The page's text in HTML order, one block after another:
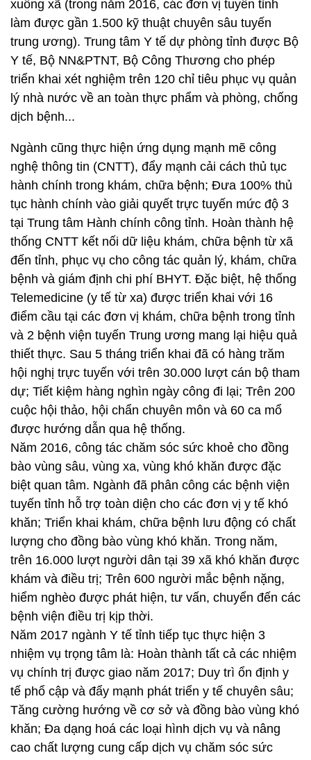
xuống xã (trong năm 2016, các đơn vị tuyến tỉnh
làm được gần 1.500 kỹ thuật chuyên sâu tuyến
trung ương). Trung tâm Y tế dự phòng tỉnh được Bộ
Y tế, Bộ NN&PTNT, Bộ Công Thương cho phép
triển khai xét nghiệm trên 120 chỉ tiêu phục vụ quản
lý nhà nước về an toàn thực phẩm và phòng, chống
dịch bệnh...
Ngành cũng thực hiện ứng dụng mạnh mẽ công
nghệ thông tin (CNTT), đẩy mạnh cải cách thủ tục
hành chính trong khám, chữa bệnh; Đưa 100% thủ
tục hành chính vào giải quyết trực tuyến mức độ 3
tại Trung tâm Hành chính công tỉnh. Hoàn thành hệ
thống CNTT kết nối dữ liệu khám, chữa bệnh từ xã
đến tỉnh, phục vụ cho công tác quản lý, khám, chữa
bệnh và giám định chi phí BHYT. Đặc biệt, hệ thống
Telemedicine (y tế từ xa) được triển khai với 16
điểm cầu tại các đơn vị khám, chữa bệnh trong tỉnh
và 2 bệnh viện tuyến Trung ương mang lại hiệu quả
thiết thực. Sau 5 tháng triển khai đã có hàng trăm
hội nghị trực tuyến với trên 30.000 lượt cán bộ tham
dự; Tiết kiệm hàng nghìn ngày công đi lại; Trên 200
cuộc hội thảo, hội chẩn chuyên môn và 60 ca mổ
được hướng dẫn qua hệ thống.
Năm 2016, công tác chăm sóc sức khoẻ cho đồng
bào vùng sâu, vùng xa, vùng khó khăn được đặc
biệt quan tâm. Ngành đã phân công các bệnh viện
tuyến tỉnh hỗ trợ toàn diện cho các đơn vị y tế khó
khăn; Triển khai khám, chữa bệnh lưu động có chất
lượng cho đồng bào vùng khó khăn. Trong năm,
trên 16.000 lượt người dân tại 39 xã khó khăn được
khám và điều trị; Trên 600 người mắc bệnh nặng,
hiểm nghèo được phát hiện, tư vấn, chuyển đến các
bệnh viện điều trị kịp thời.
Năm 2017 ngành Y tế tỉnh tiếp tục thực hiện 3
nhiệm vụ trọng tâm là: Hoàn thành tất cả các nhiệm
vụ chính trị được giao năm 2017; Duy trì ổn định y
tế phổ cập và đẩy mạnh phát triển y tế chuyên sâu;
Tăng cường hướng về cơ sở và đồng bào vùng khó
khăn; Đa dạng hoá các loại hình dịch vụ và nâng
cao chất lượng cung cấp dịch vụ chăm sóc sức